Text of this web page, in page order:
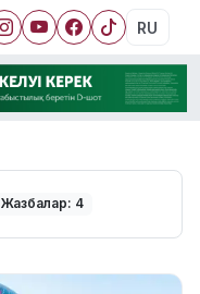
RU
Жазбалар: 4